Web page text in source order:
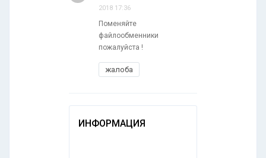
2018 17:36
Поменяйте
файлообменники
пожалуйста !
жалоба
ИНФОРМАЦИЯ